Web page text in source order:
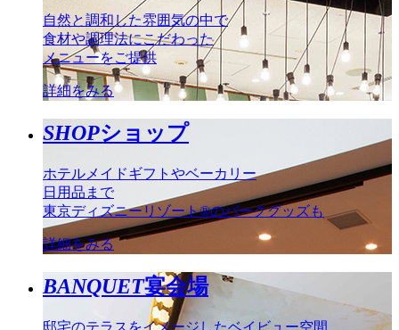
自然と調和した雰囲気の中で
食材や調理法にこだわった
メニューをご提供
詳細をみる
SHOPショップ
ホテルメイドギフトやベーカリー
日用品まで
東京ディズニーリゾート®のパークグッズも
詳細をみる
BANQUET宴会場
邸宅のテラスをイメージしたベイビュー空間